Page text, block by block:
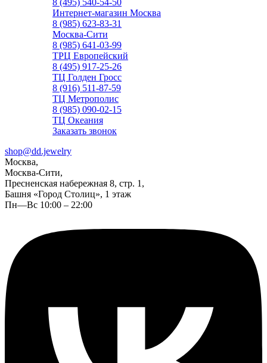
8 (495) 540-54-50
Интернет-магазин Москва
8 (985) 623-83-31
Москва-Сити
8 (985) 641-03-99
ТРЦ Европейский
8 (495) 917-25-26
ТЦ Голден Гросс
8 (916) 511-87-59
ТЦ Метрополис
8 (985) 090-02-15
ТЦ Океания
Заказать звонок
shop@dd.jewelry
Москва,
Москва-Сити,
Пресненская набережная 8, стр. 1,
Башня «Город Столиц», 1 этаж
Пн—Вс 10:00 – 22:00